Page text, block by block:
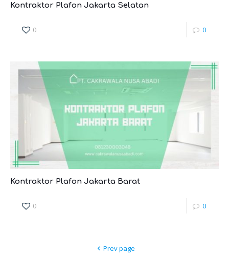
Kontraktor Plafon Jakarta Selatan
0 0
Kontraktor Plafon Jakarta Barat
0 0
Prev page